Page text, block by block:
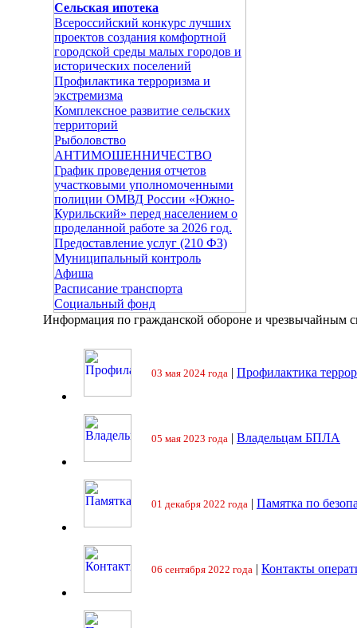
Сельская ипотека
Всероссийский конкурс лучших
проектов создания комфортной
городской среды малых городов и
исторических поселений
Профилактика терроризма и
экстремизма
Комплексное развитие сельских
территорий
Рыболовство
АНТИМОШЕННИЧЕСТВО
График проведения отчетов
участковыми уполномоченными
полиции ОМВД России «Южно-
Курильский» перед населением о
проделанной работе за 2026 год.
Предоставление услуг (210 ФЗ)
Муниципальный контроль
Афиша
Расписание транспорта
Социальный фонд
Информация по гражданской обороне и чрезвычайным
03 мая 2024 года | Профилактика
05 мая 2023 года | Владельцам БПЛА
01 декабря 2022 года | Памятка по
06 сентября 2022 года | Контакты